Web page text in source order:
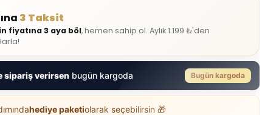
3 Taksit
fiyatına 3 aya böl, hemen sahip ol. Aylık 1.199 ₺'den
sipariş verirsen bugün kargoda Bugün kargoda
hediye paketiolarak seçebilirsin 🎁